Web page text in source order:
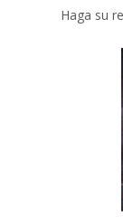
Haga su